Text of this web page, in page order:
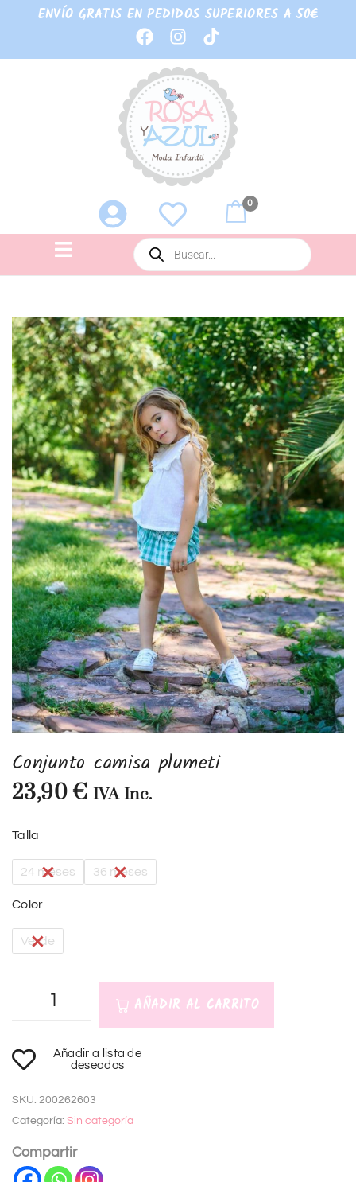
ENVÍO GRATIS EN PEDIDOS SUPERIORES A 50€
0
Conjunto camisa plumeti
23,90 € IVA Inc.
Talla
24 meses 36 meses
Color
Verde
AÑADIR AL CARRITO
l
e
r
n
a
Añadir a lista de
deseados
SKU: 200262603
Categoría: Sin categoría
Compartir